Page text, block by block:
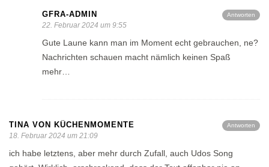
Antworten
GFRA-ADMIN
22. Februar 2024 um 9:55
Gute Laune kann man im Moment echt gebrauchen, ne?
Nachrichten schauen macht nämlich keinen Spaß
mehr…
Antworten
TINA VON KÜCHENMOMENTE
18. Februar 2024 um 21:09
ich habe letztens, aber mehr durch Zufall, auch Udos Song